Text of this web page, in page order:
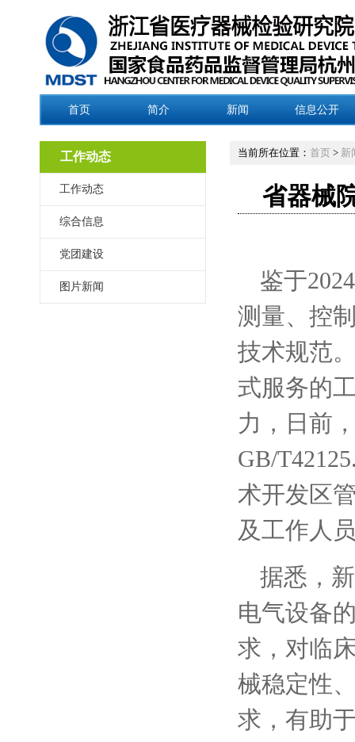
首页 简介 新闻 信息公开
工作动态
工作动态
综合信息
党团建设
图片新闻
当前所在位置： 首页 > 新
省器械
鉴于
测量、控
技术规范
式服务的
力，日前
GB/
术开发区
及工作人
据悉，
电气设备
求，对临
械稳定性
求，有助